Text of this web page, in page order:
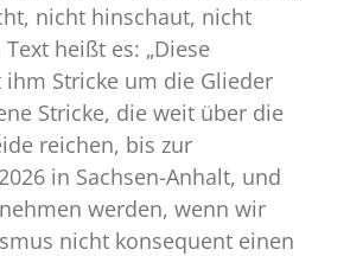
nicht hinschaut, nicht
heißt es: „Diese
ihm Stricke um die Glieder
Stricke, die weit über die
reichen, bis zur
in Sachsen-Anhalt, und
werden, wenn wir
nicht konsequent einen